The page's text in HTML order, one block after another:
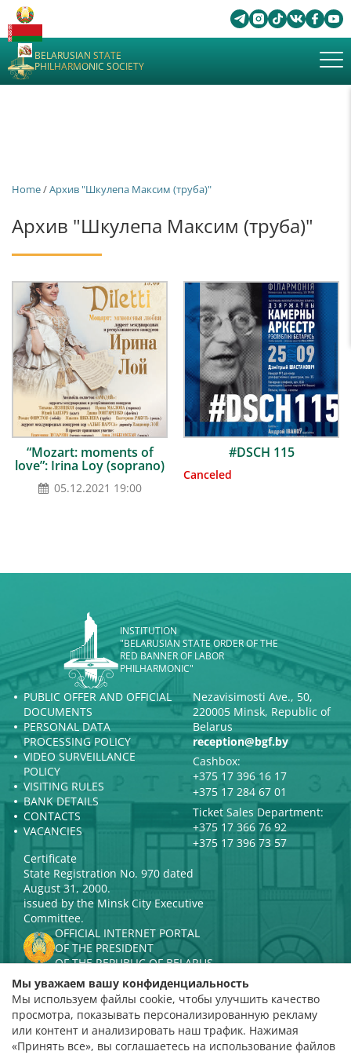
BELARUSIAN STATE
PHILHARMONIC SOCIETY
Home/Архив "Шкулепа Максим (труба)"
Архив "Шкулепа Максим (труба)"
“Mozart: moments of
love”: Irina Loy (soprano)
05.12.2021 19:00
#DSCH 115
Canceled
INSTITUTION
"BELARUSIAN STATE ORDER OF THE
RED BANNER OF LABOR
PHILHARMONIC"
PUBLIC OFFER AND OFFICIAL
DOCUMENTS
PERSONAL DATA
PROCESSING POLICY
VIDEO SURVEILLANCE
POLICY
VISITING RULES
BANK DETAILS
CONTACTS
VACANCIES
Nezavisimosti Ave., 50,
220005 Minsk, Republic of
Belarus
reception@bgf.by
Cashbox:
+375 17 396 16 17
+375 17 284 67 01
Ticket Sales Department:
+375 17 366 76 92
+375 17 396 73 57
Certificate
State Registration No. 970 dated
August 31, 2000.
issued by the Minsk City Executive
Committee.
OFFICIAL INTERNET PORTAL
OF THE PRESIDENT
OF THE REPUBLIC OF BELARUS
MINISTRY OF CULTURE OF THE
REPUBLIC OF BELARUS
PORTAL
RATING ASSESSMENT
Мы уважаем вашу конфиденциальность
Мы используем файлы cookie, чтобы улучшить качество
просмотра, показывать персонализированную рекламу
или контент и анализировать наш трафик. Нажимая
«Принять все», вы соглашаетесь на использование файлов